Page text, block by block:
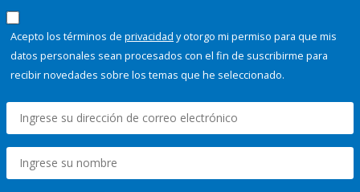
Acepto los términos de privacidad y otorgo mi permiso para que mis
datos personales sean procesados con el fin de suscribirme para
recibir novedades sobre los temas que he seleccionado.